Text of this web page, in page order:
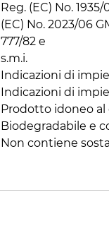
Reg. (EC) No. 1935/
(EC) No. 2023/06
777/82 e
s.m.i.
Indicazioni di
Indicazioni di
Prodotto idoneo
Biodegradabile e
Non contiene